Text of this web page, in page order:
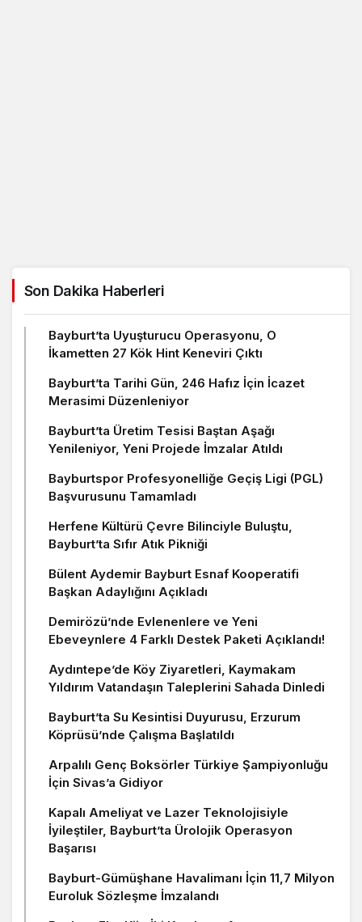
Son Dakika Haberleri
Bayburt’ta Uyuşturucu Operasyonu, O
İkametten 27 Kök Hint Keneviri Çıktı
Bayburt’ta Tarihi Gün, 246 Hafız İçin İcazet
Merasimi Düzenleniyor
Bayburt’ta Üretim Tesisi Baştan Aşağı
Yenileniyor, Yeni Projede İmzalar Atıldı
Bayburtspor Profesyonelliğe Geçiş Ligi (PGL)
Başvurusunu Tamamladı
Herfene Kültürü Çevre Bilinciyle Buluştu,
Bayburt’ta Sıfır Atık Pikniği
Bülent Aydemir Bayburt Esnaf Kooperatifi
Başkan Adaylığını Açıkladı
Demirözü’nde Evlenenlere ve Yeni
Ebeveynlere 4 Farklı Destek Paketi Açıklandı!
Aydıntepe’de Köy Ziyaretleri, Kaymakam
Yıldırım Vatandaşın Taleplerini Sahada Dinledi
Bayburt’ta Su Kesintisi Duyurusu, Erzurum
Köprüsü’nde Çalışma Başlatıldı
Arpalılı Genç Boksörler Türkiye Şampiyonluğu
İçin Sivas’a Gidiyor
Kapalı Ameliyat ve Lazer Teknolojisiyle
İyileştiler, Bayburt’ta Ürolojik Operasyon
Başarısı
Bayburt-Gümüşhane Havalimanı İçin 11,7 Milyon
Euroluk Sözleşme İmzalandı